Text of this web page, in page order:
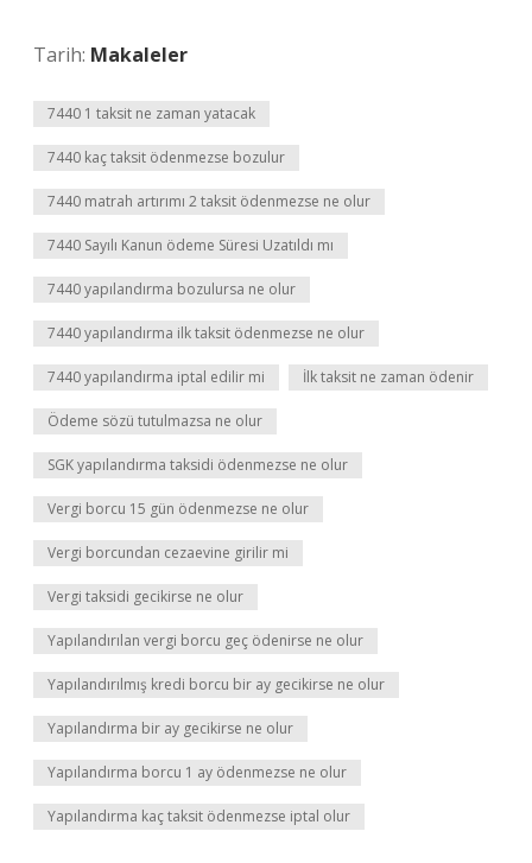
Tarih: Makaleler
7440 1 taksit ne zaman yatacak
7440 kaç taksit ödenmezse bozulur
7440 matrah artırımı 2 taksit ödenmezse ne olur
7440 Sayılı Kanun ödeme Süresi Uzatıldı mı
7440 yapılandırma bozulursa ne olur
7440 yapılandırma ilk taksit ödenmezse ne olur
7440 yapılandırma iptal edilir mi İlk taksit ne zaman ödenir
Ödeme sözü tutulmazsa ne olur
SGK yapılandırma taksidi ödenmezse ne olur
Vergi borcu 15 gün ödenmezse ne olur
Vergi borcundan cezaevine girilir mi
Vergi taksidi gecikirse ne olur
Yapılandırılan vergi borcu geç ödenirse ne olur
Yapılandırılmış kredi borcu bir ay gecikirse ne olur
Yapılandırma bir ay gecikirse ne olur
Yapılandırma borcu 1 ay ödenmezse ne olur
Yapılandırma kaç taksit ödenmezse iptal olur